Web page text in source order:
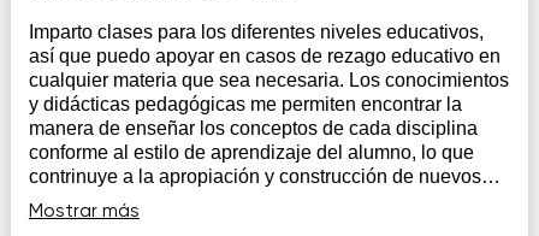
Imparto clases para los diferentes niveles educativos,
así que puedo apoyar en casos de rezago educativo en
cualquier materia que sea necesaria. Los conocimientos
y didácticas pedagógicas me permiten encontrar la
manera de enseñar los conceptos de cada disciplina
conforme al estilo de aprendizaje del alumno, lo que
contrinuye a la apropiación y construcción de nuevos
aprendizajes; favoreciendo asimismo la
neuroplasticidad cerebral del alumno.
Mostrar más